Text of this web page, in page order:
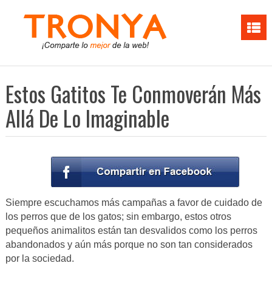
Estos Gatitos Te Conmoverán Más
Allá De Lo Imaginable
Siempre escuchamos más campañas a favor de cuidado de
los perros que de los gatos; sin embargo, estos otros
pequeños animalitos están tan desvalidos como los perros
abandonados y aún más porque no son tan considerados
por la sociedad.